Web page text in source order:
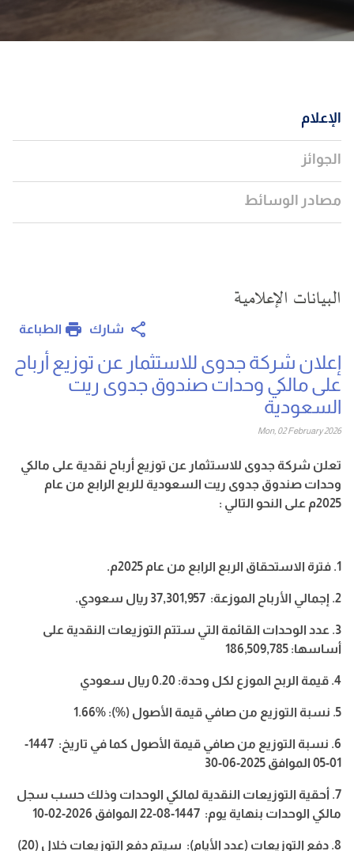
الإعلام
الجوائز
مصادر الوسائط
البيانات الإعلامية
شارك الطباعة
إعلان شركة جدوى للاستثمار عن توزيع أرباح
على مالكي وحدات صندوق جدوى ريت
السعودية
Mon, 02 February 2026
تعلن شركة جدوى للاستثمار عن توزيع أرباح نقدية على مالكي
وحدات صندوق جدوى ريت السعودية للربع الرابع من عام
2025م على النحو التالي :
1. فترة الاستحقاق الربع الرابع من عام 2025م.
2. إجمالي الأرباح الموزعة: 37,301,957 ريال سعودي.
3. عدد الوحدات القائمة التي ستتم التوزيعات النقدية على
أساسها: 186,509,785
4. قيمة الربح الموزع لكل وحدة: 0.20 ريال سعودي
5. نسبة التوزيع من صافي قيمة الأصول (%)
: %1.66
6. نسبة التوزيع من صافي قيمة الأصول كما في تاريخ:
1447-
01-05
الموافق
7. أحقية التوزيعات النقدية لمالكي الوحدات وذلك حسب سجل
مالكي الوحدات بنهاية يوم: 1447-08-22 الموافق
8. دفع التوزيعات (عدد الأيام): سيتم دفع التوزيعات خلال (20)